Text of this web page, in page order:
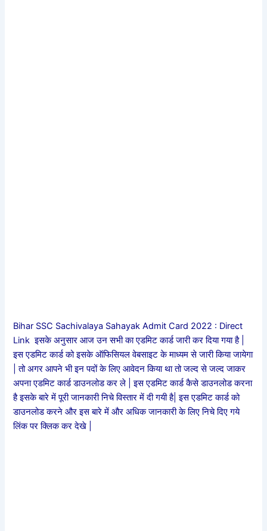
Bihar SSC Sachivalaya Sahayak Admit Card 2022 : Direct
Link इसके अनुसार आज उन सभी का एडमिट कार्ड जारी कर दिया गया है |
इस एडमिट कार्ड को इसके ऑफिसियल वेबसाइट के माध्यम से जारी किया जायेगा
| तो अगर आपने भी इन पदों के लिए आवेदन किया था तो जल्द से जल्द जाकर
अपना एडमिट कार्ड डाउनलोड कर ले | इस एडमिट कार्ड कैसे डाउनलोड करना
है इसके बारे में पूरी जानकारी निचे विस्तार में दी गयी है| इस एडमिट कार्ड को
डाउनलोड करने और इस बारे में और अधिक जानकारी के लिए निचे दिए गये
लिंक पर क्लिक कर देखे |